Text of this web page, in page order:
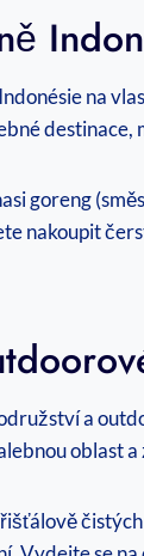
na
goreng
nakoupit
a
oblast